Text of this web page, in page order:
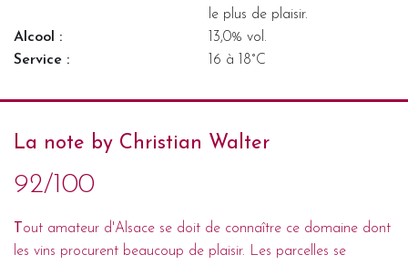
La note by Christian Walter
92/100
Tout amateur d'Alsace se doit de connaître ce domaine dont
les vins procurent beaucoup de plaisir. Les parcelles se
le plus de plaisir.
Alcool :
13,0% vol.
Service :
16 à 18°C